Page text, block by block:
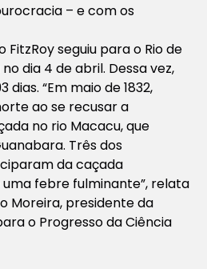
– e com os
FitzRoy seguiu para o Rio de
dia 4 de abril. Dessa vez,
“Em maio de 1832,
ao se recusar a
no rio Macacu, que
Três dos
da caçada
febre fulminante”, relata
Moreira, presidente da
o Progresso da Ciência